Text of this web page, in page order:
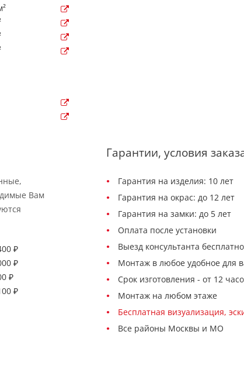
Вам
₽
₽
₽
₽
Гарантии, условия
Гарантия на изделия: 10 лет
Гарантия на окрас: до 12 лет
Гарантия на замки: до 5 лет
Оплата после установки
Выезд консультанта
Монтаж в любое удобное для
Срок изготовления - от 12
Монтаж на любом этаже
Бесплатная визуализация,
Все районы Москвы и МО